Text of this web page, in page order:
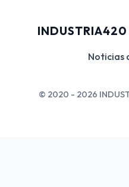
INDUSTRIA420
Noticias
© 2020 - 2026